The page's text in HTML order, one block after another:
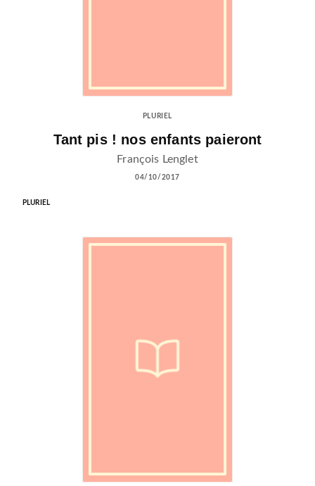
PLURIEL
Tant pis ! nos enfants paieront
François Lenglet
04/10/2017
PLURIEL